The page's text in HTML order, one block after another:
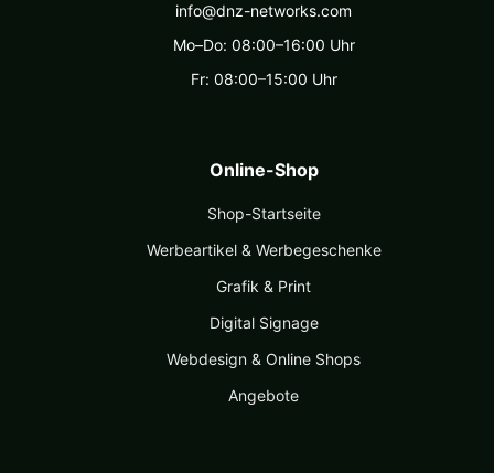
info@dnz-networks.com
Mo–Do: 08:00–16:00 Uhr
Fr: 08:00–15:00 Uhr
Online-Shop
Shop-Startseite
Werbeartikel & Werbegeschenke
Grafik & Print
Digital Signage
Webdesign & Online Shops
Angebote